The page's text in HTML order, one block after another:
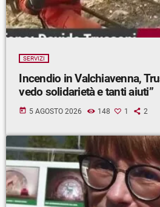
SERVIZI
Incendio in Valchiavenna,
vedo solidarietà e tanti aiuti”
today 5 AGOSTO 2026 148 1 2